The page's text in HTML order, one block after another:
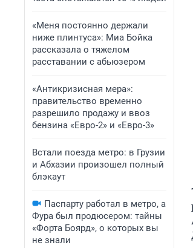
«Меня постоянно держали
ниже плинтуса»: Миа Бойка
рассказала о тяжелом
расставании с абьюзером
«Антикризисная мера»:
правительство временно
разрешило продажу и ввоз
бензина «Евро-2» и «Евро-3»
Встали поезда метро: в Грузии
и Абхазии произошел полный
блэкаут
Паспарту работал в метро, а
Фура был продюсером: тайны
«Форта Боярд», о которых вы
не знали